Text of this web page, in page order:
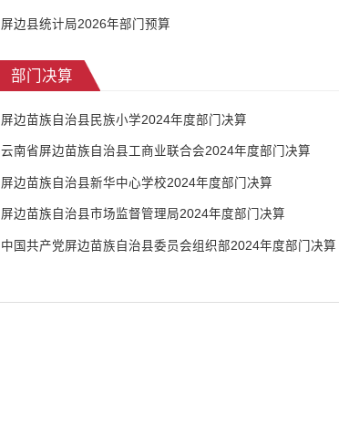
屏边县统计局2026年部门预算
部门决算
屏边苗族自治县民族小学2024年度部门决算
云南省屏边苗族自治县工商业联合会2024年度部门决算
屏边苗族自治县新华中心学校2024年度部门决算
屏边苗族自治县市场监督管理局2024年度部门决算
中国共产党屏边苗族自治县委员会组织部2024年度部门决算